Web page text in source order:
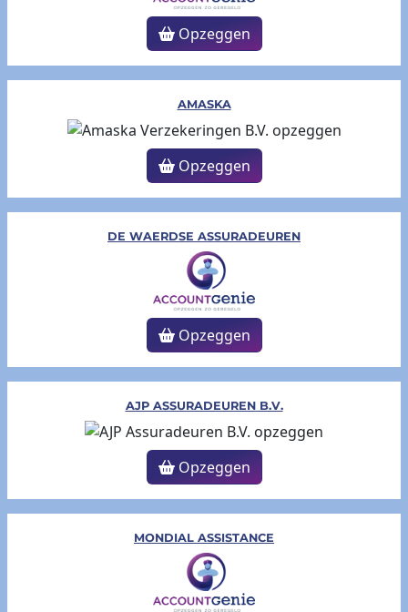
Opzeggen
AMASKA
Opzeggen
DE WAERDSE ASSURADEUREN
Opzeggen
AJP ASSURADEUREN B.V.
Opzeggen
MONDIAL ASSISTANCE